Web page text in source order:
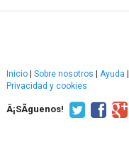
Inicio Sobre nosotros Ayuda
Privacidad y cookies
Â¡SÃ­guenos!